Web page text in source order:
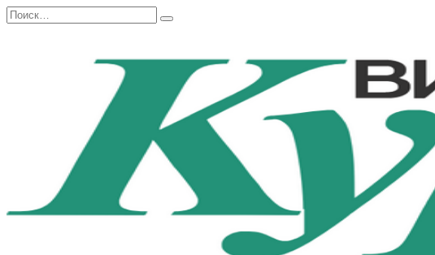
Перейти
к
Search
for: